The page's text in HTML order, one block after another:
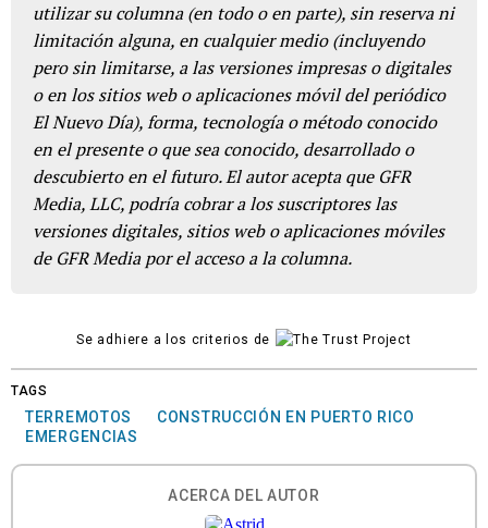
utilizar su columna (en todo o en parte), sin reserva ni
limitación alguna, en cualquier medio (incluyendo
pero sin limitarse, a las versiones impresas o digitales
o en los sitios web o aplicaciones móvil del periódico
El Nuevo Día), forma, tecnología o método conocido
en el presente o que sea conocido, desarrollado o
descubierto en el futuro. El autor acepta que GFR
Media, LLC, podría cobrar a los suscriptores las
versiones digitales, sitios web o aplicaciones móviles
de GFR Media por el acceso a la columna.
Se adhiere a los criterios de
TAGS
TERREMOTOS
CONSTRUCCIÓN EN PUERTO RICO
EMERGENCIAS
ACERCA DEL AUTOR